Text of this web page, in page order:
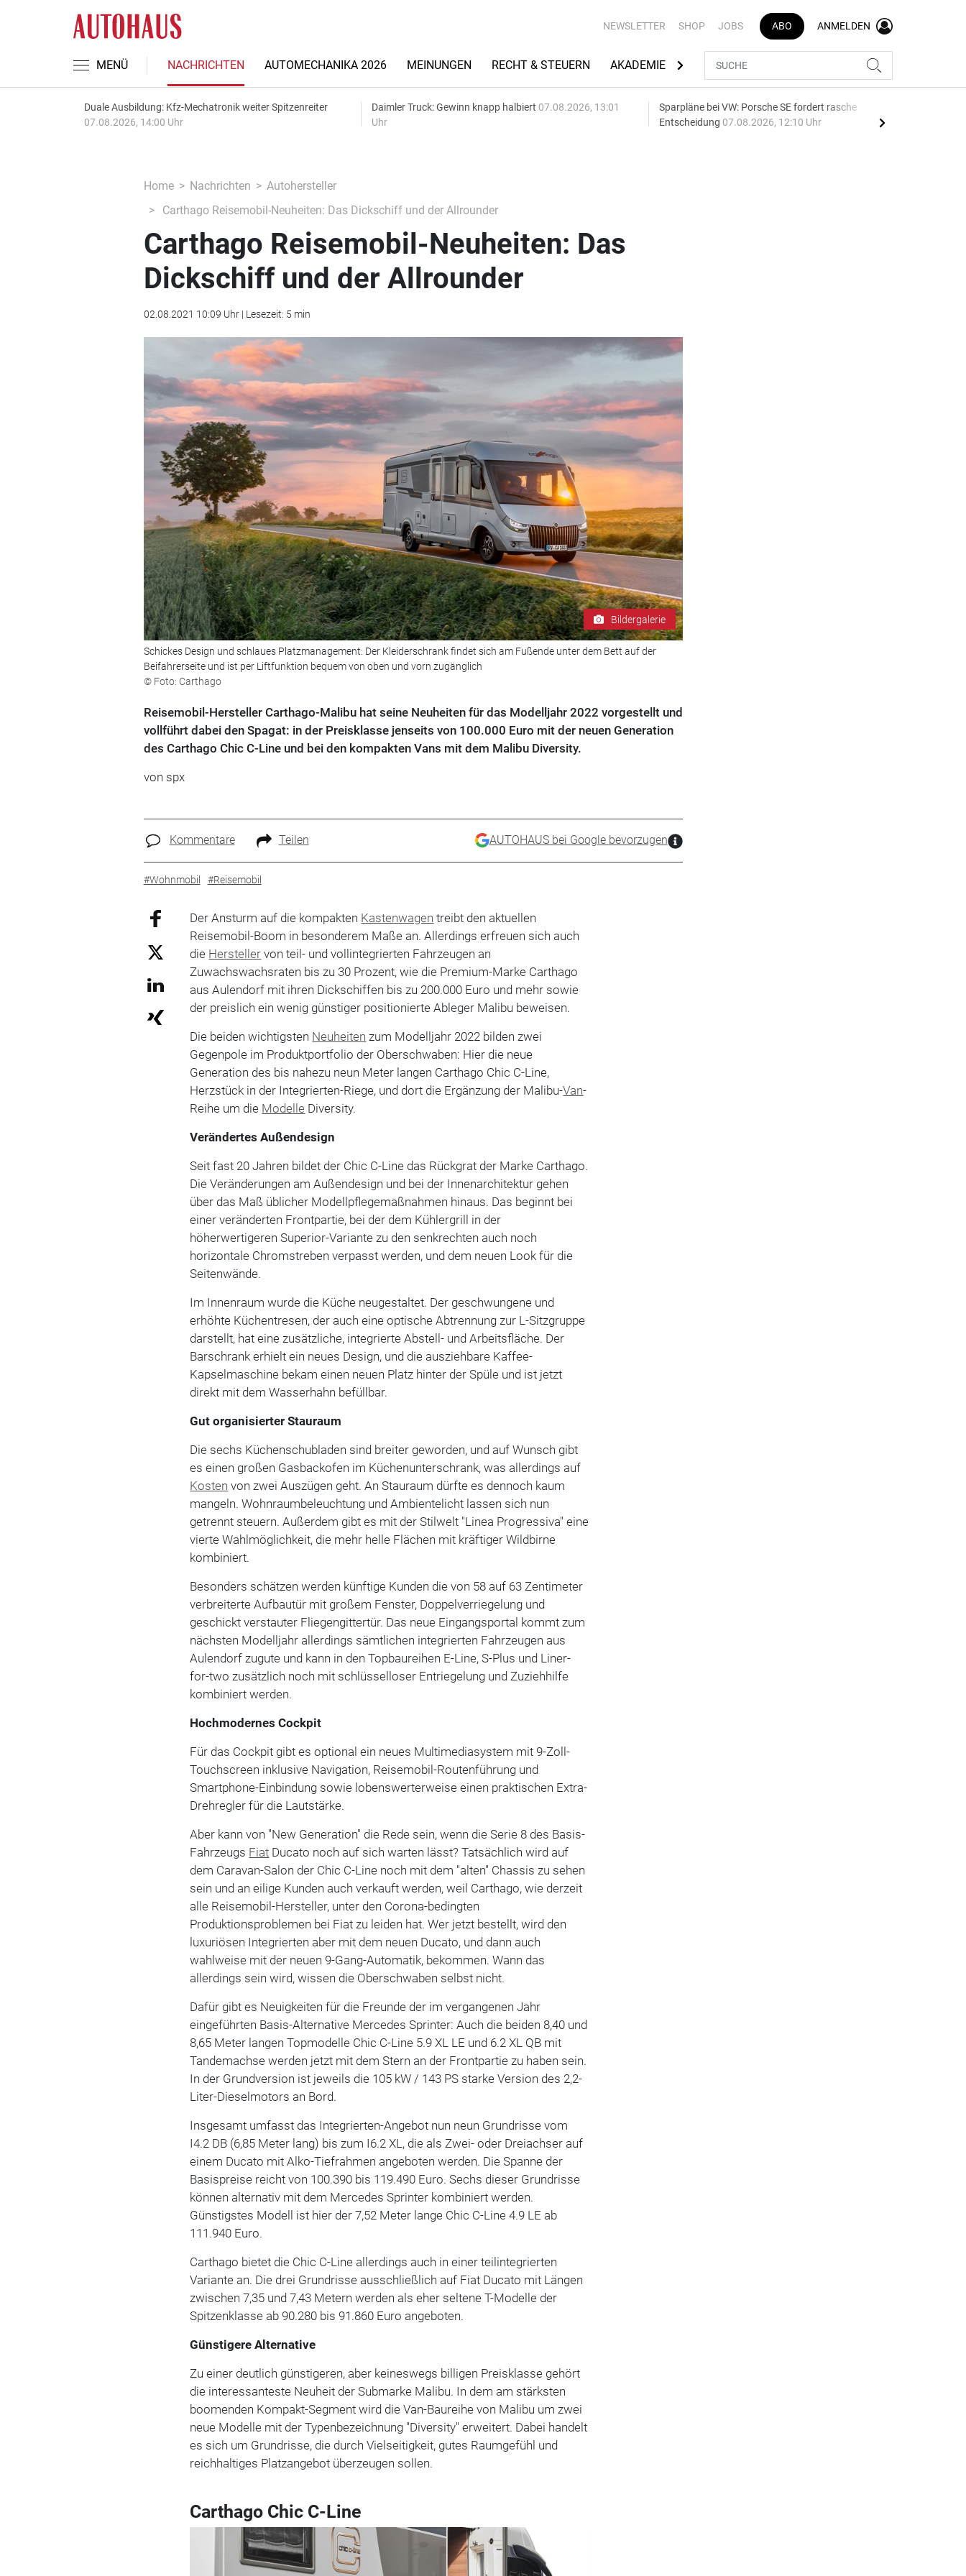
NEWSLETTER SHOP JOBS ABO ANMELDEN
MENÜ NACHRICHTEN AUTOMECHANIKA 2026 MEINUNGEN RECHT & STEUERN AKADEMIE AUTOMARKEN
Duale Ausbildung: Kfz-Mechatronik weiter Spitzenreiter
07.08.2026, 14:00 Uhr
Daimler Truck: Gewinn knapp halbiert 07.08.2026, 13:01
Uhr
Sparpläne bei VW: Porsche SE fordert rasche
Entscheidung 07.08.2026, 12:10 Uhr
Home Nachrichten
Autohersteller
Carthago Reisemobil-Neuheiten: Das Dickschiff und der Allrounder
Carthago Reisemobil-Neuheiten: Das
Dickschiff und der Allrounder
02.08.2021 10:09 Uhr | Lesezeit: 5 min
Bildergalerie
Schickes Design und schlaues Platzmanagement: Der Kleiderschrank findet sich am Fußende unter dem Bett auf der
Beifahrerseite und ist per Liftfunktion bequem von oben und vorn zugänglich
© Foto: Carthago
Reisemobil-Hersteller Carthago-Malibu hat seine Neuheiten für das Modelljahr 2022 vorgestellt und
vollführt dabei den Spagat: in der Preisklasse jenseits von 100.000 Euro mit der neuen Generation
des Carthago Chic C-Line und bei den kompakten Vans mit dem Malibu Diversity.
von spx
Kommentare Teilen AUTOHAUS bei Google bevorzugen
#Wohnmobil #Reisemobil
Der Ansturm auf die kompakten Kastenwagen treibt den aktuellen
Reisemobil-Boom in besonderem Maße an. Allerdings erfreuen sich auch
die Hersteller von teil- und vollintegrierten Fahrzeugen an
Zuwachswachsraten bis zu 30 Prozent, wie die Premium-Marke Carthago
aus Aulendorf mit ihren Dickschiffen bis zu 200.000 Euro und mehr sowie
der preislich ein wenig günstiger positionierte Ableger Malibu beweisen.
Die beiden wichtigsten Neuheiten zum Modelljahr 2022 bilden zwei
Gegenpole im Produktportfolio der Oberschwaben: Hier die neue
Generation des bis nahezu neun Meter langen Carthago Chic C-Line,
Herzstück in der Integrierten-Riege, und dort die Ergänzung der Malibu-Van-
Reihe um die Modelle Diversity.
Verändertes Außendesign
Seit fast 20 Jahren bildet der Chic C-Line das Rückgrat der Marke Carthago.
Die Veränderungen am Außendesign und bei der Innenarchitektur gehen
über das Maß üblicher Modellpflegemaßnahmen hinaus. Das beginnt bei
einer veränderten Frontpartie, bei der dem Kühlergrill in der
höherwertigeren Superior-Variante zu den senkrechten auch noch
horizontale Chromstreben verpasst werden, und dem neuen Look für die
Seitenwände.
Im Innenraum wurde die Küche neugestaltet. Der geschwungene und
erhöhte Küchentresen, der auch eine optische Abtrennung zur L-Sitzgruppe
darstellt, hat eine zusätzliche, integrierte Abstell- und Arbeitsfläche. Der
Barschrank erhielt ein neues Design, und die ausziehbare Kaffee-
Kapselmaschine bekam einen neuen Platz hinter der Spüle und ist jetzt
direkt mit dem Wasserhahn befüllbar.
Gut organisierter Stauraum
Die sechs Küchenschubladen sind breiter geworden, und auf Wunsch gibt
es einen großen Gasbackofen im Küchenunterschrank, was allerdings auf
Kosten von zwei Auszügen geht. An Stauraum dürfte es dennoch kaum
mangeln. Wohnraumbeleuchtung und Ambientelicht lassen sich nun
getrennt steuern. Außerdem gibt es mit der Stilwelt "Linea Progressiva" eine
vierte Wahlmöglichkeit, die mehr helle Flächen mit kräftiger Wildbirne
kombiniert.
Besonders schätzen werden künftige Kunden die von 58 auf 63 Zentimeter
verbreiterte Aufbautür mit großem Fenster, Doppelverriegelung und
geschickt verstauter Fliegengittertür. Das neue Eingangsportal kommt zum
nächsten Modelljahr allerdings sämtlichen integrierten Fahrzeugen aus
Aulendorf zugute und kann in den Topbaureihen E-Line, S-Plus und Liner-
for-two zusätzlich noch mit schlüsselloser Entriegelung und Zuziehhilfe
kombiniert werden.
Hochmodernes Cockpit
Für das Cockpit gibt es optional ein neues Multimediasystem mit 9-Zoll-
Touchscreen inklusive Navigation, Reisemobil-Routenführung und
Smartphone-Einbindung sowie lobenswerterweise einen praktischen Extra-
Drehregler für die Lautstärke.
Aber kann von "New Generation" die Rede sein, wenn die Serie 8 des Basis-
Fahrzeugs Fiat Ducato noch auf sich warten lässt? Tatsächlich wird auf
dem Caravan-Salon der Chic C-Line noch mit dem "alten" Chassis zu sehen
sein und an eilige Kunden auch verkauft werden, weil Carthago, wie derzeit
alle Reisemobil-Hersteller, unter den Corona-bedingten
Produktionsproblemen bei Fiat zu leiden hat. Wer jetzt bestellt, wird den
luxuriösen Integrierten aber mit dem neuen Ducato, und dann auch
wahlweise mit der neuen 9-Gang-Automatik, bekommen. Wann das
allerdings sein wird, wissen die Oberschwaben selbst nicht.
Dafür gibt es Neuigkeiten für die Freunde der im vergangenen Jahr
eingeführten Basis-Alternative Mercedes Sprinter: Auch die beiden 8,40 und
8,65 Meter langen Topmodelle Chic C-Line 5.9 XL LE und 6.2 XL QB mit
Tandemachse werden jetzt mit dem Stern an der Frontpartie zu haben sein.
In der Grundversion ist jeweils die 105 kW / 143 PS starke Version des 2,2-
Liter-Dieselmotors an Bord.
Insgesamt umfasst das Integrierten-Angebot nun neun Grundrisse vom
I4.2 DB (6,85 Meter lang) bis zum I6.2 XL, die als Zwei- oder Dreiachser auf
einem Ducato mit Alko-Tiefrahmen angeboten werden. Die Spanne der
Basispreise reicht von 100.390 bis 119.490 Euro. Sechs dieser Grundrisse
können alternativ mit dem Mercedes Sprinter kombiniert werden.
Günstigstes Modell ist hier der 7,52 Meter lange Chic C-Line 4.9 LE ab
111.940 Euro.
Carthago bietet die Chic C-Line allerdings auch in einer teilintegrierten
Variante an. Die drei Grundrisse ausschließlich auf Fiat Ducato mit Längen
zwischen 7,35 und 7,43 Metern werden als eher seltene T-Modelle der
Spitzenklasse ab 90.280 bis 91.860 Euro angeboten.
Günstigere Alternative
Zu einer deutlich günstigeren, aber keineswegs billigen Preisklasse gehört
die interessanteste Neuheit der Submarke Malibu. In dem am stärksten
boomenden Kompakt-Segment wird die Van-Baureihe von Malibu um zwei
neue Modelle mit der Typenbezeichnung "Diversity" erweitert. Dabei handelt
es sich um Grundrisse, die durch Vielseitigkeit, gutes Raumgefühl und
reichhaltiges Platzangebot überzeugen sollen.
Carthago Chic C-Line